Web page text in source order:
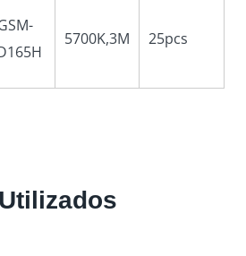
5700K,3M 25pcs